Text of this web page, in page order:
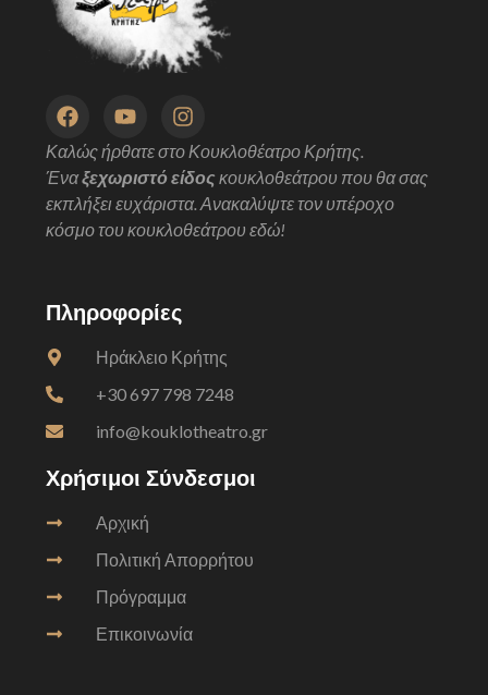
Καλώς ήρθατε στο Κουκλοθέατρο Κρήτης.
Έναξεχωριστό είδος κουκλοθεάτρου που θα σας
εκπλήξει ευχάριστα. Ανακαλύψτε τον υπέροχο
κόσμο του κουκλοθεάτρου εδώ!
Πληροφορίες
Ηράκλειο Κρήτης
+30 697 798 7248
info@kouklotheatro.gr
Χρήσιμοι Σύνδεσμοι
Αρχική
Πολιτική Απορρήτου
Πρόγραμμα
Επικοινωνία